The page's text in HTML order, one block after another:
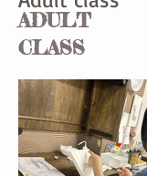
ADULT
CLASS